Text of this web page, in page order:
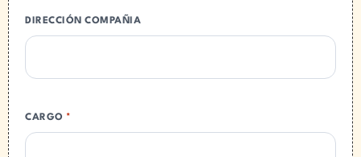
DIRECCIÓN COMPAÑIA
CARGO *